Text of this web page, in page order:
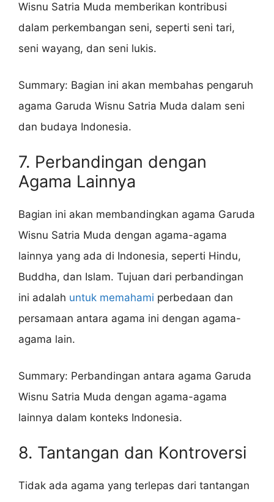
Wisnu Satria Muda memberikan kontribusi
dalam perkembangan seni, seperti seni tari,
seni wayang, dan seni lukis.
Summary: Bagian ini akan membahas pengaruh
agama Garuda Wisnu Satria Muda dalam seni
dan budaya Indonesia.
7. Perbandingan dengan
Agama Lainnya
Bagian ini akan membandingkan agama Garuda
Wisnu Satria Muda dengan agama-agama
lainnya yang ada di Indonesia, seperti Hindu,
Buddha, dan Islam. Tujuan dari perbandingan
ini adalah untuk memahami perbedaan dan
persamaan antara agama ini dengan agama-
agama lain.
Summary: Perbandingan antara agama Garuda
Wisnu Satria Muda dengan agama-agama
lainnya dalam konteks Indonesia.
8. Tantangan dan Kontroversi
Tidak ada agama yang terlepas dari tantangan